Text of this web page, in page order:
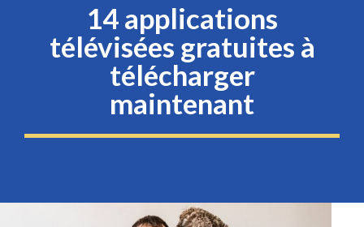
14 applications
télévisées gratuites à
télécharger
maintenant